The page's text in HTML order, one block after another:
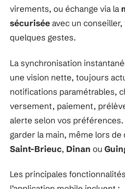
virements, ou échange via la
sécuriséeavec un
quelques gestes.
La synchronisation
une vision nette, toujours
notifications paramétrables,
versement, paiement,
alerte selon vos
garder la main, même lors
Saint-Brieuc, Dinan ou
Les principales